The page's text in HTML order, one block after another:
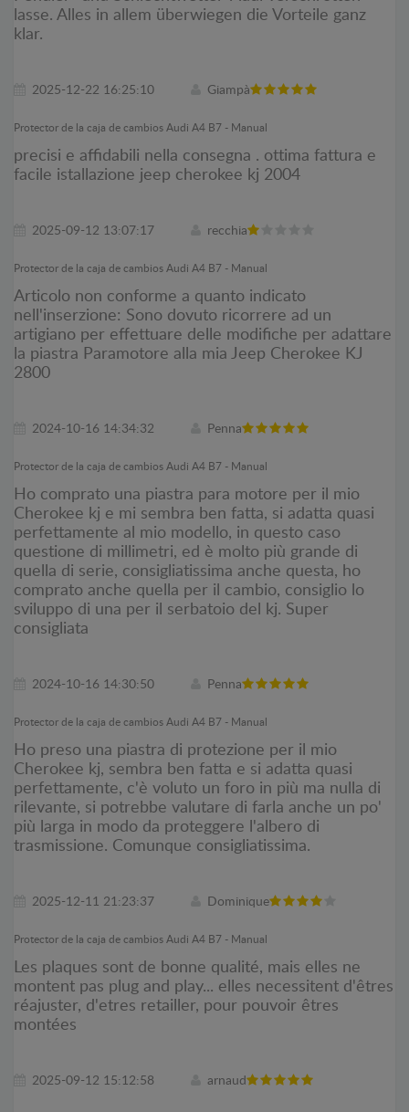
lasse. Alles in allem überwiegen die Vorteile ganz
klar.
2025-12-22 16:25:10 Giampà
Protector de la caja de cambios Audi A4 B7 - Manual
precisi e affidabili nella consegna . ottima fattura e
facile istallazione jeep cherokee kj 2004
2025-09-12 13:07:17 recchia
Protector de la caja de cambios Audi A4 B7 - Manual
Articolo non conforme a quanto indicato
nell'inserzione: Sono dovuto ricorrere ad un
artigiano per effettuare delle modifiche per adattare
la piastra Paramotore alla mia Jeep Cherokee KJ
2800
2024-10-16 14:34:32 Penna
Protector de la caja de cambios Audi A4 B7 - Manual
Ho comprato una piastra para motore per il mio
Cherokee kj e mi sembra ben fatta, si adatta quasi
perfettamente al mio modello, in questo caso
questione di millimetri, ed è molto più grande di
quella di serie, consigliatissima anche questa, ho
comprato anche quella per il cambio, consiglio lo
sviluppo di una per il serbatoio del kj. Super
consigliata
2024-10-16 14:30:50 Penna
Protector de la caja de cambios Audi A4 B7 - Manual
Ho preso una piastra di protezione per il mio
Cherokee kj, sembra ben fatta e si adatta quasi
perfettamente, c'è voluto un foro in più ma nulla di
rilevante, si potrebbe valutare di farla anche un po'
più larga in modo da proteggere l'albero di
trasmissione. Comunque consigliatissima.
2025-12-11 21:23:37 Dominique
Protector de la caja de cambios Audi A4 B7 - Manual
Les plaques sont de bonne qualité, mais elles ne
montent pas plug and play... elles necessitent d'êtres
réajuster, d'etres retailler, pour pouvoir êtres
montées
2025-09-12 15:12:58 arnaud